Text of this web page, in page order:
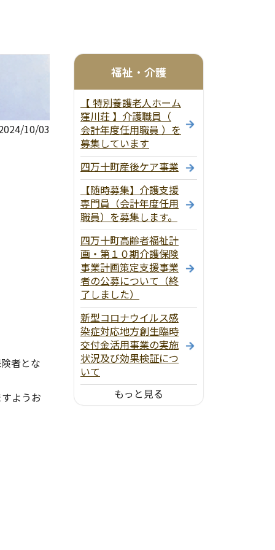
10/03
者とな
ようお
福祉・介護
【 特別養護老人ホーム
窪川荘 】介護職員（
会計年度任用職員 ）を
募集しています
四万十町産後ケア事業
【随時募集】介護支援
専門員（会計年度任用
職員）を募集します。
四万十町高齢者福祉計
画・第１０期介護保険
事業計画策定支援事業
者の公募について（終
了しました）
新型コロナウイルス感
染症対応地方創生臨時
交付金活用事業の実施
状況及び効果検証につ
いて
もっと見る